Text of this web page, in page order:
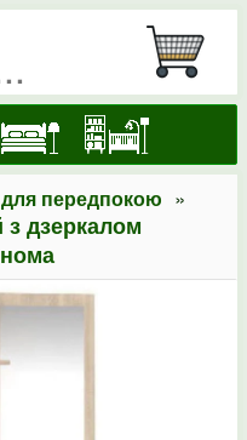
передпокою »
з дзеркалом